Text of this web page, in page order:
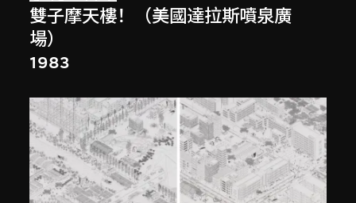
雙子摩天樓！（美國達拉斯噴泉廣
場）
1983